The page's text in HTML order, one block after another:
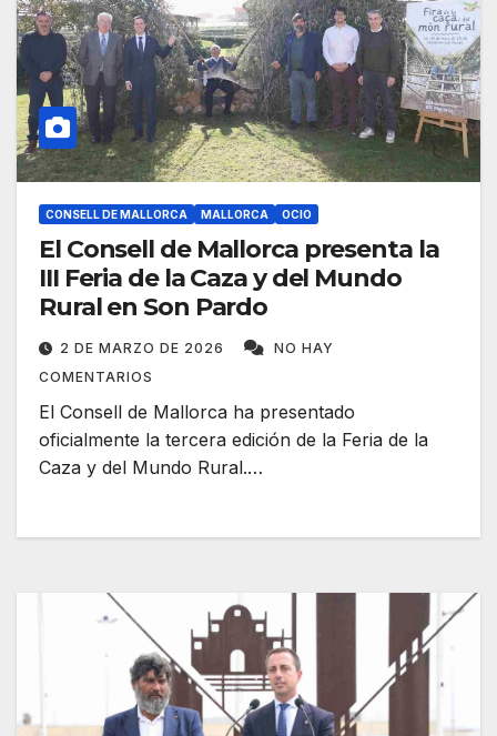
CONSELL DE MALLORCA MALLORCA OCIO
El Consell de Mallorca presenta la
III Feria de la Caza y del Mundo
Rural en Son Pardo
2 DE MARZO DE 2026
NO HAY
COMENTARIOS
El Consell de Mallorca ha presentado
oficialmente la tercera edición de la Feria de la
Caza y del Mundo Rural.…